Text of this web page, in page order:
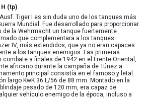
(tp)
Tiger I es sin duda uno de los tanques más
Mundial. Fue desarrollado para proporcionar
de la Wehrmacht un tanque fuertemente
que complementara a los tanques
IV, más extendidos, que ya no eran capaces
a los tanques enemigos. Las primeras
a finales de 1942 en el Frente Oriental,
africano durante la campaña de Túnez a
principal consistía en el famoso y letal
largo KwK 36 L/56 de 88 mm. Montado en la
pesado de 120 mm, era capaz de
vehículo enemigo de la época, incluso a